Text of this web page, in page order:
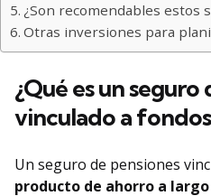
¿Son recomendables estos
Otras inversiones para
¿Qué es un seguro
vinculado a
Un seguro de pensiones
producto de ahorro a